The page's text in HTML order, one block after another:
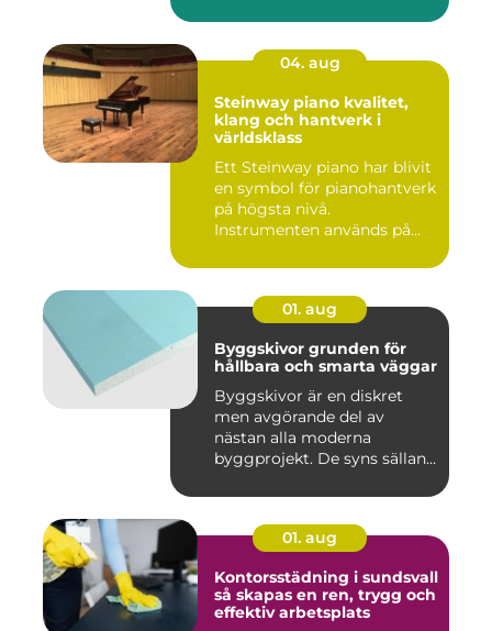
04. aug
Steinway piano kvalitet,
klang och hantverk i
världsklass
Ett Steinway piano har blivit
en symbol för pianohantverk
på högsta nivå.
Instrumenten används på
01. aug
Byggskivor grunden för
hållbara och smarta väggar
Byggskivor är en diskret
men avgörande del av
nästan alla moderna
byggprojekt. De syns sällan
01. aug
Kontorsstädning i sundsvall
så skapas en ren, trygg och
effektiv arbetsplats